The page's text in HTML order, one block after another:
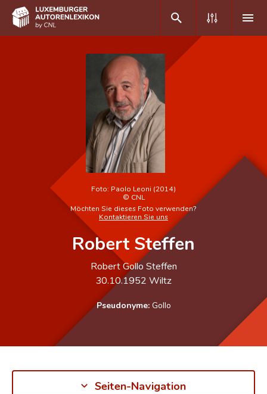
Autor(inn)en A-Z
Erweiterte Suche
Häufige Fragen und Antworten
Forschungsgruppe
Foto: Paolo Leoni (2014)
© CNL
Möchten Sie dieses Foto verwenden?
Kontaktieren Sie uns
Robert Steffen
Robert Gollo Steffen
30.10.1952 Wiltz
Pseudonyme: Gollo
Seiten-Navigation